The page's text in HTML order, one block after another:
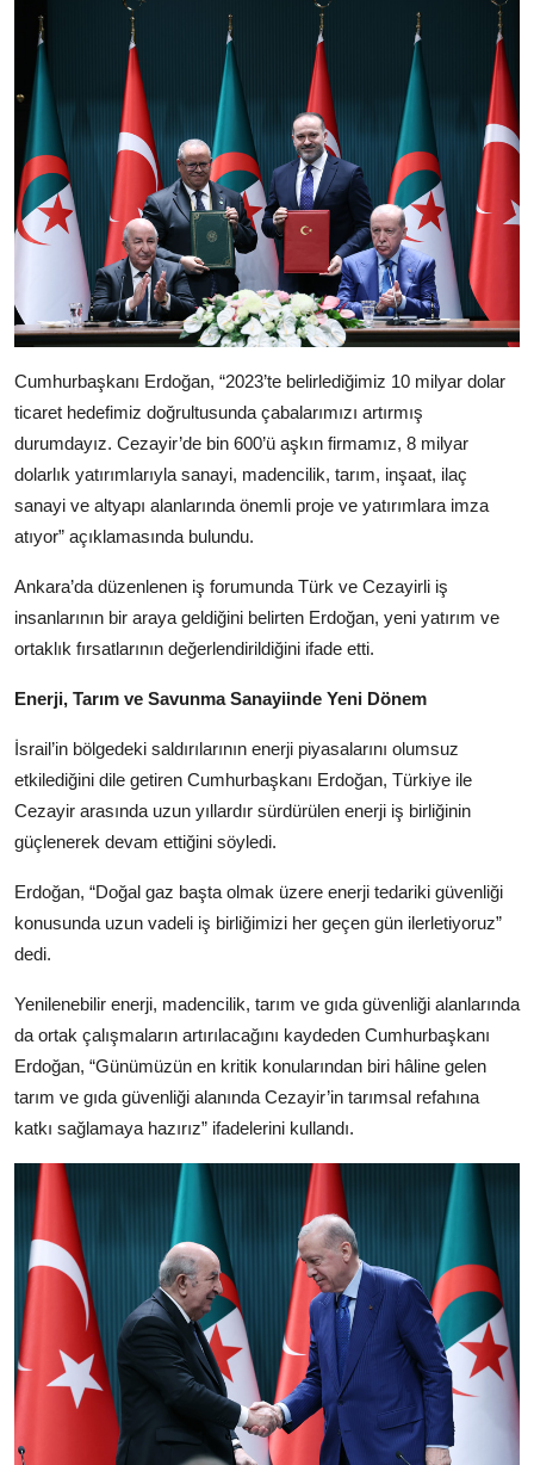
Cumhurbaşkanı Erdoğan, “2023’te belirlediğimiz 10 milyar dolar
ticaret hedefimiz doğrultusunda çabalarımızı artırmış
durumdayız. Cezayir’de bin 600’ü aşkın firmamız, 8 milyar
dolarlık yatırımlarıyla sanayi, madencilik, tarım, inşaat, ilaç
sanayi ve altyapı alanlarında önemli proje ve yatırımlara imza
atıyor” açıklamasında bulundu.
Ankara’da düzenlenen iş forumunda Türk ve Cezayirli iş
insanlarının bir araya geldiğini belirten Erdoğan, yeni yatırım ve
ortaklık fırsatlarının değerlendirildiğini ifade etti.
Enerji, Tarım ve Savunma Sanayiinde Yeni Dönem
İsrail’in bölgedeki saldırılarının enerji piyasalarını olumsuz
etkilediğini dile getiren Cumhurbaşkanı Erdoğan, Türkiye ile
Cezayir arasında uzun yıllardır sürdürülen enerji iş birliğinin
güçlenerek devam ettiğini söyledi.
Erdoğan, “Doğal gaz başta olmak üzere enerji tedariki güvenliği
konusunda uzun vadeli iş birliğimizi her geçen gün ilerletiyoruz”
dedi.
Yenilenebilir enerji, madencilik, tarım ve gıda güvenliği alanlarında
da ortak çalışmaların artırılacağını kaydeden Cumhurbaşkanı
Erdoğan, “Günümüzün en kritik konularından biri hâline gelen
tarım ve gıda güvenliği alanında Cezayir’in tarımsal refahına
katkı sağlamaya hazırız” ifadelerini kullandı.